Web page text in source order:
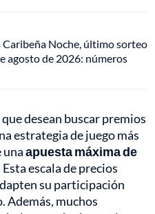
Caribeña Noche, último sorteo
agosto de 2026: números
desean buscar premios
estrategia de juego más
unaapuesta máxima de
escala de precios
su participación
Además, muchos